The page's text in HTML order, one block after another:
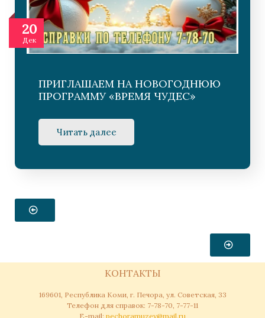
20
Дек
ПРИГЛАШАЕМ НА НОВОГОДНЮЮ
ПРОГРАММУ «ВРЕМЯ ЧУДЕС»
Читать далее
КОНТАКТЫ
169601, Республика Коми, г. Печора, ул. Советская, 33
Телефон для справок: 7-78-70, 7-77-11
Е-mail: pechoramuzey@mail.ru